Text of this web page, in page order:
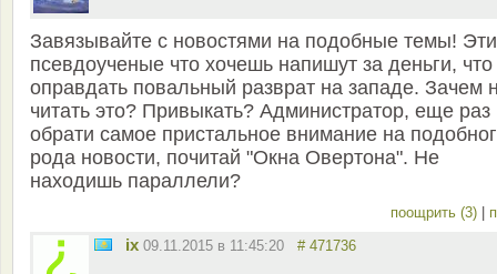
Завязывайте с новостями на подобные темы! Эти
псевдоученые что хочешь напишут за деньги,
оправдать повальный разврат на западе. Зачем
читать это? Привыкать? Администратор, еще раз
обрати самое пристальное внимание на
рода новости, почитай "Окна Овертона". Не
находишь параллели?
поощрить (3)
ix 09.11.2015 в 11:45:20 # 471736